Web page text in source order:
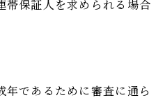
帯保証人を求められる場合
であるために審査に通ら